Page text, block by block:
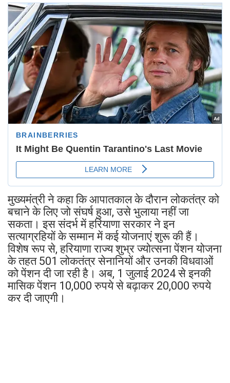
मुख्यमंत्री ने कहा कि आपातकाल के दौरान लोकतंत्र को
बचाने के लिए जो संघर्ष हुआ, उसे भुलाया नहीं जा
सकता। इस संदर्भ में हरियाणा सरकार ने इन
सत्याग्रहियों के सम्मान में कई योजनाएं शुरू की हैं।
विशेष रूप से, हरियाणा राज्य शुभ्र ज्योत्सना पेंशन योजना
के तहत 501 लोकतंत्र सेनानियों और उनकी विधवाओं
को पेंशन दी जा रही है। अब, 1 जुलाई 2024 से इनकी
मासिक पेंशन 10,000 रुपये से बढ़ाकर 20,000 रुपये
कर दी जाएगी।